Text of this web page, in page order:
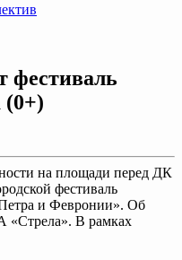
фестиваль
(0+)
на площади перед ДК
фестиваль
и Февронии». Об
«Стрела». В рамках